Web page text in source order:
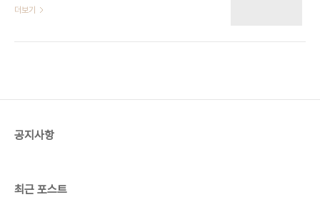
컴퓨터업인 적이 없던 가전사인 삼성은 미국의 소프
QT 등 모든 언어를 지원해야됩니다. 물론 그렇게 안
더보기
공지사항
최근 포스트